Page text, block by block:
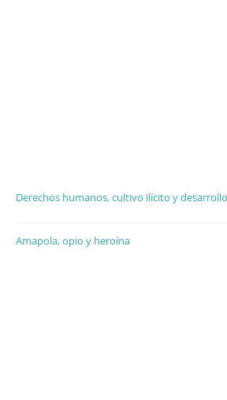
Derechos humanos, cultivo ilícito y
Amapola, opio y heroína